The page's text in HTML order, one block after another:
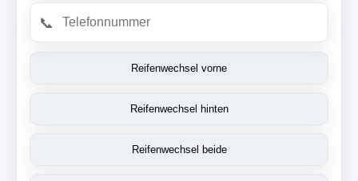
📞
Reifenwechsel vorne
Reifenwechsel hinten
Reifenwechsel beide